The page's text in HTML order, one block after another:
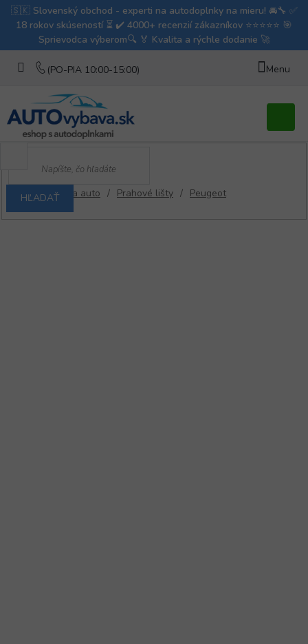
HĽADAŤ
košík
Domov
/ Lišty na auto / Prahové lišty / Peugeot